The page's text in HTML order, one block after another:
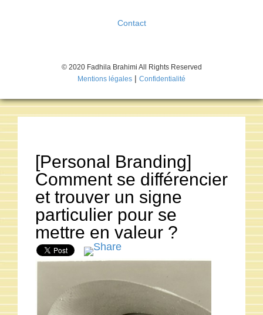
Contact
© 2020 Fadhila Brahimi All Rights Reserved
Mentions légales | Confidentialité
[Personal Branding]
Comment se différencier
et trouver un signe
particulier pour se
mettre en valeur ?